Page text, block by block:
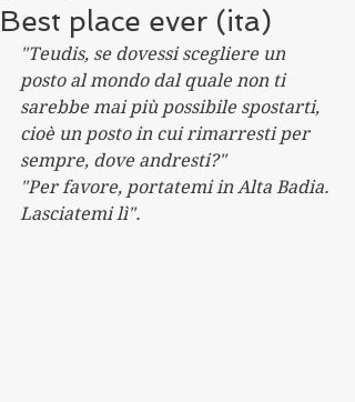
Best place ever (ita)
"Teudis, se dovessi scegliere un
posto al mondo dal quale non ti
sarebbe mai più possibile spostarti,
cioè un posto in cui rimarresti per
sempre, dove andresti?"
"Per favore, portatemi in Alta Badia.
Lasciatemi lì".